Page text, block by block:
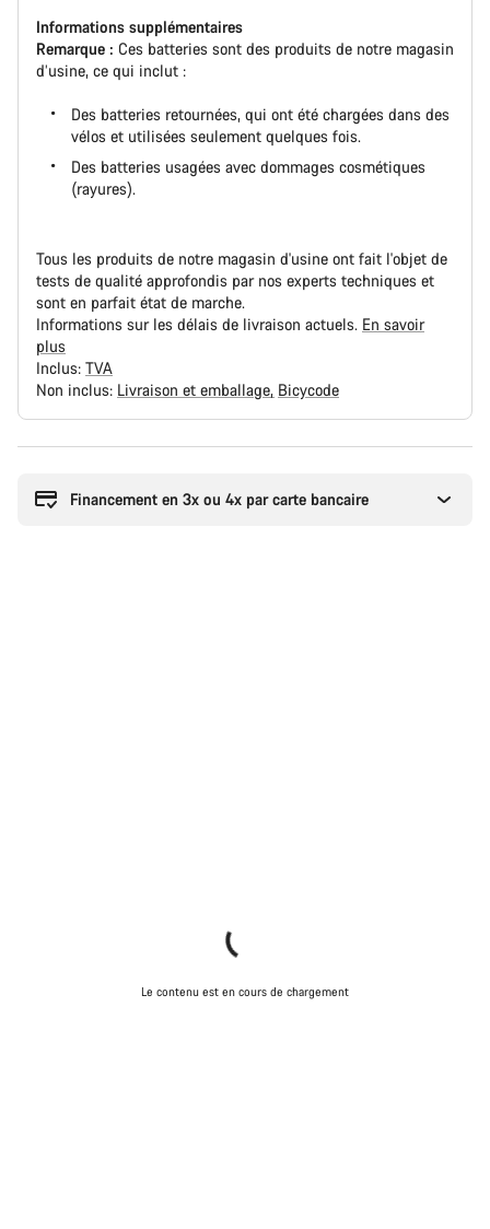
Informations supplémentaires
Remarque : Ces batteries sont des produits de notre magasin
d’usine, ce qui inclut :
Des batteries retournées, qui ont été chargées dans des
vélos et utilisées seulement quelques fois.
Des batteries usagées avec dommages cosmétiques
(rayures).
Tous les produits de notre magasin d'usine ont fait l'objet de
tests de qualité approfondis par nos experts techniques et
sont en parfait état de marche.
Informations sur les délais de livraison actuels. En savoir
plus
Inclus: TVA
Non inclus: Livraison et emballage Bicycode
Financement en 3x ou 4x par carte bancaire
Le contenu est en cours de chargement